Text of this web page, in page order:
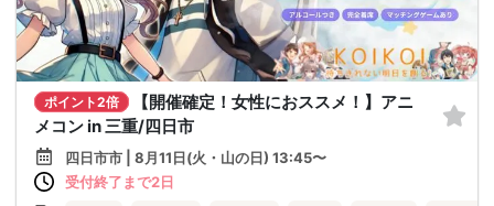
ポイント2倍
【開催確定！女性におススメ！】アニ
メコン in 三重/四日市
四日市市 | 8月11日(火・山の日) 13:45〜
受付終了まで2日